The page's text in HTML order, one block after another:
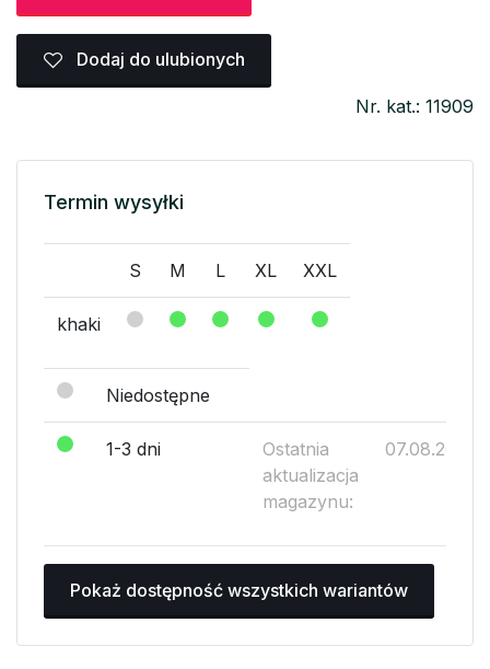
Dodaj do ulubionych
Nr. kat.: 11909
Termin wysyłki
S M L XL XXL
khaki
Niedostępne
1-3 dni
Ostatnia
aktualizacja
magazynu:
07.08.2026
Pokaż dostępność wszystkich wariantów